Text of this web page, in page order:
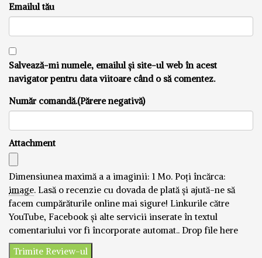
Emailul tău
Salvează-mi numele, emailul și site-ul web în acest
navigator pentru data viitoare când o să comentez.
Număr comandă.(Părere negativă)
Attachment
Dimensiunea maximă a a imaginii: 1 Mo. Poți încărca:
image. Lasă o recenzie cu dovada de plată și ajută-ne să
facem cumpărăturile online mai sigure! Linkurile către
YouTube, Facebook și alte servicii inserate în textul
comentariului vor fi încorporate automat.. Drop file here